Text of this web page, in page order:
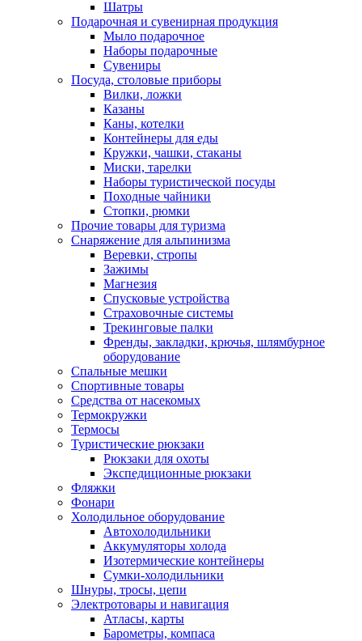
Шатры
Подарочная и сувенирная продукция
Мыло подарочное
Наборы подарочные
Сувениры
Посуда, столовые приборы
Вилки, ложки
Казаны
Каны, котелки
Контейнеры для еды
Кружки, чашки, стаканы
Миски, тарелки
Наборы туристической посуды
Походные чайники
Стопки, рюмки
Прочие товары для туризма
Снаряжение для альпинизма
Веревки, стропы
Зажимы
Магнезия
Спусковые устройства
Страховочные системы
Трекинговые палки
Френды, закладки, крючья, шлямбурное
оборудование
Спальные мешки
Спортивные товары
Средства от насекомых
Термокружки
Термосы
Туристические рюкзаки
Рюкзаки для охоты
Экспедиционные рюкзаки
Фляжки
Фонари
Холодильное оборудование
Автохолодильники
Аккумуляторы холода
Изотермические контейнеры
Сумки-холодильники
Шнуры, тросы, цепи
Электротовары и навигация
Атласы, карты
Барометры, компаса